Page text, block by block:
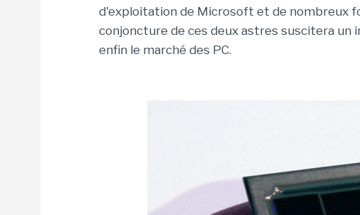
d'exploitation de Microsoft et de nombreux
conjoncture de ces deux astres suscitera
enfin le marché des PC.